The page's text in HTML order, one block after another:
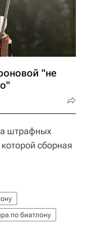
"не
штрафных
сборная
по биатлону